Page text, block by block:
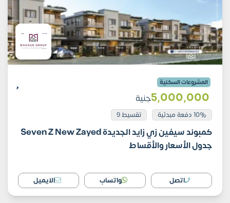
المشروعات السكنية
5٬000٬000جنية
10% دفعة مبدئية تقسيط 9
كمبوند سيفين زي زايد الجديدة Seven Z New Zayed
جدول الأسعار والأقساط
اتصل واتساب الايميل